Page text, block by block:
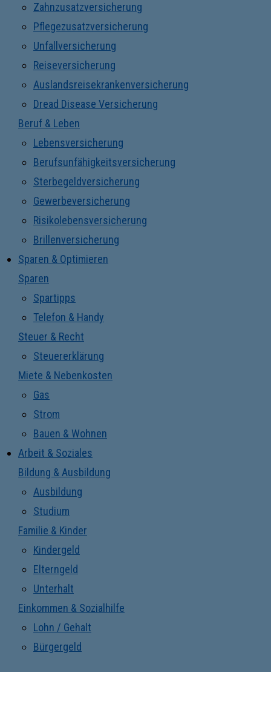
Zahnzusatzversicherung
Pflegezusatzversicherung
Unfallversicherung
Reiseversicherung
Auslandsreisekrankenversicherung
Dread Disease Versicherung
Beruf & Leben
Lebensversicherung
Berufsunfähigkeitsversicherung
Sterbegeldversicherung
Gewerbeversicherung
Risikolebensversicherung
Brillenversicherung
Sparen & Optimieren
Sparen
Spartipps
Telefon & Handy
Steuer & Recht
Steuererklärung
Miete & Nebenkosten
Gas
Strom
Bauen & Wohnen
Arbeit & Soziales
Bildung & Ausbildung
Ausbildung
Studium
Familie & Kinder
Kindergeld
Elterngeld
Unterhalt
Einkommen & Sozialhilfe
Lohn / Gehalt
Bürgergeld